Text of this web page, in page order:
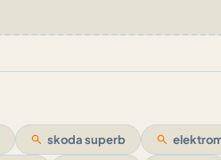
search skoda superb search